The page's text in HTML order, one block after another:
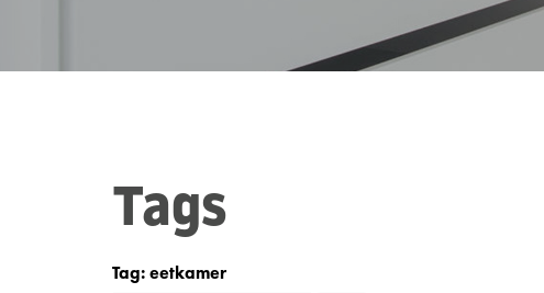
Tags
Tag: eetkamer